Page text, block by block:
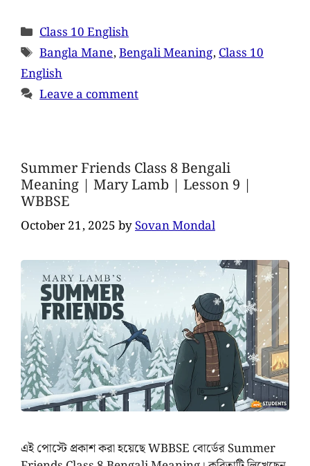
Class 10 English
Bangla Mane,Bengali Meaning,Class 10
English
Leave a comment
Summer Friends Class 8 Bengali
Meaning | Mary Lamb | Lesson 9 |
WBBSE
October 21, 2025bySovan Mondal
এই পোস্টে প্রকাশ করা হয়েছে WBBSE বোর্ডের Summer